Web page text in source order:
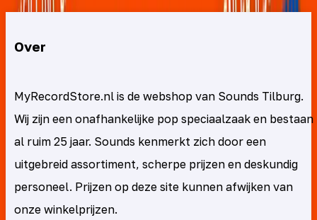
Over
MyRecordStore.nl is de webshop van Sounds Tilburg.
Wij zijn een onafhankelijke pop speciaalzaak en bestaan
al ruim 25 jaar. Sounds kenmerkt zich door een
uitgebreid assortiment, scherpe prijzen en deskundig
personeel. Prijzen op deze site kunnen afwijken van
onze winkelprijzen.